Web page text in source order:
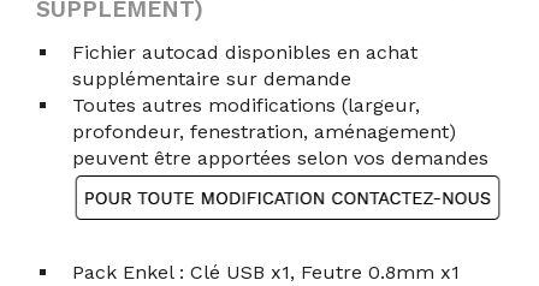
SUPPLÉMENT)
Fichier autocad disponibles en achat
supplémentaire sur demande
Toutes autres modifications (largeur,
profondeur, fenestration, aménagement)
peuvent être apportées selon vos demandes
Pack Enkel : Clé USB x1, Feutre 0.8mm x1